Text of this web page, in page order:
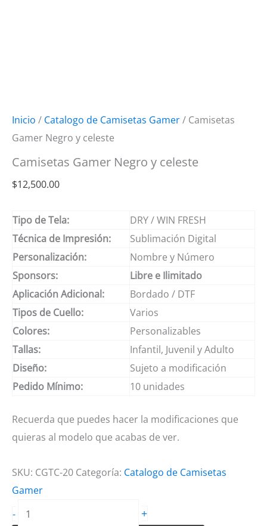
Inicio / Catalogo de Camisetas Gamer/ Camisetas
Gamer Negro y celeste
Camisetas Gamer Negro y celeste
$12,500.00
Tipo de Tela:
DRY / WIN FRESH
Técnica de Impresión:
Sublimación Digital
Personalización:
Nombre y Número
Sponsors:
Libre e Ilimitado
Aplicación Adicional:
Bordado / DTF
Tipos de Cuello:
Varios
Colores:
Personalizables
Tallas:
Infantil, Juvenil y Adulto
Diseño:
Sujeto a modificación
Pedido Mínimo:
10 unidades
Recuerda que puedes hacer la modificaciones que
quieras al modelo que acabas de ver.
SKU: CGTC-20 Categoría: Catalogo de Camisetas
Gamer
-
Camisetas
+